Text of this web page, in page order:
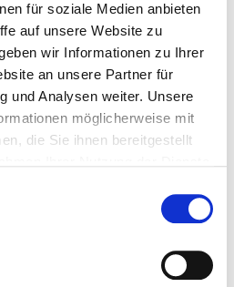
für soziale Medien anbieten
auf unsere Website zu
wir Informationen zu Ihrer
an unsere Partner für
und Analysen weiter. Unsere
möglicherweise mit
die Sie ihnen bereitgestellt
empfehlen wir
6 x 80 mm in blau. Der
voll ausgeschraubt werden. Er
Funktion und dient
Kräften.